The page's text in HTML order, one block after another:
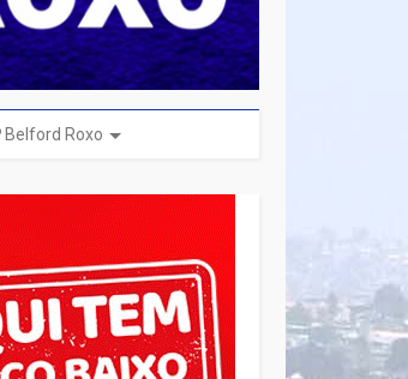
Belford Roxo